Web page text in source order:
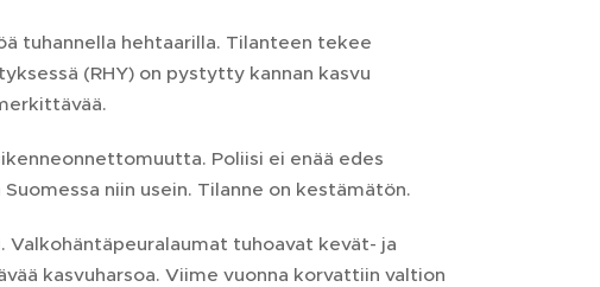
tuhannella hehtaarilla. Tilanteen tekee
(RHY) on pystytty kannan kasvu
Poliisi ei enää edes
niin usein. Tilanne on kestämätön.
tuhoavat kevät- ja
kasvuharsoa. Viime vuonna korvattiin valtion